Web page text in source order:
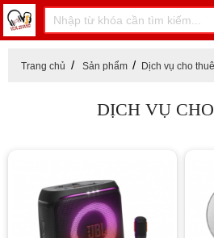
Trang chủ Sản phẩm Dịch vụ cho thuê
DỊCH VỤ